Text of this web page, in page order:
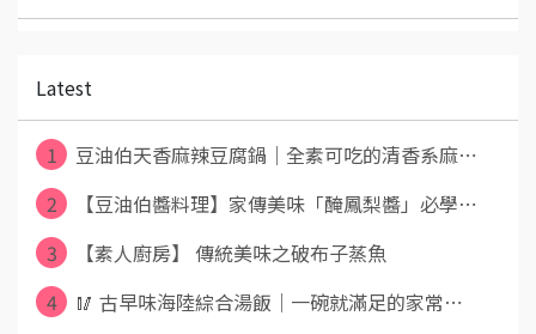
Latest
1
豆油伯天香麻辣豆腐鍋｜全素可吃的清香系麻⋯
2
【豆油伯醬料理】家傳美味「醃鳳梨醬」必學⋯
3
【素人廚房】 傳統美味之破布子蒸魚
4
🥢 古早味海陸綜合湯飯｜一碗就滿足的家常⋯